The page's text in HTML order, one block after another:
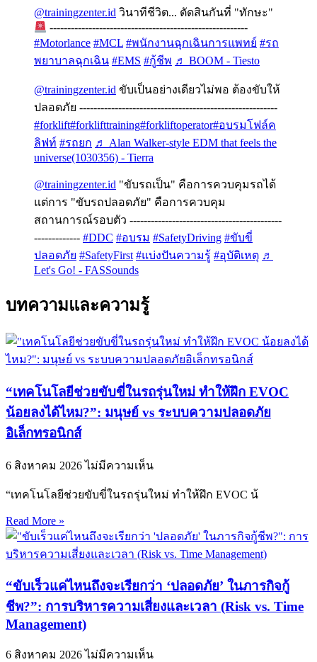
@trainingzenter.id วินาทีชีวิต... ตัดสินกันที่ "ทักษะ"
--------------------------------------------------------
#Motorlance #MCL #พนักงานฉุกเฉินการแพทย์ #รถ
พยาบาลฉุกเฉิน #EMS #กู้ชีพ ♬ BOOM - Tiesto
@trainingzenter.id ขับเป็นอย่างเดียวไม่พอ ต้องขับให้
ปลอดภัย --------------------------------------------------------
#forklift#forklifttraining#forkliftoperator#อบรมโฟล์ค
ลิฟท์ #รถยก ♬ Alan Walker-style EDM that feels the
universe(1030356) - Tierra
@trainingzenter.id "ขับรถเป็น" คือการควบคุมรถได้
แต่การ "ขับรถปลอดภัย" คือการควบคุม
สถานการณ์รอบตัว -------------------------------------------
------------- #DDC #อบรม #SafetyDriving #ขับขี่
ปลอดภัย #SafetyFirst #แบ่งปันความรู้ #อุบัติเหตุ ♬
Let's Go! - FASSounds
บทความและความรู้
“เทคโนโลยีช่วยขับขี่ในรถรุ่นใหม่ ทำให้ฝึก EVOC
น้อยลงได้ไหม?”: มนุษย์ vs ระบบความปลอดภัย
อิเล็กทรอนิกส์
6 สิงหาคม 2026ไม่มีความเห็น
“เทคโนโลยีช่วยขับขี่ในรถรุ่นใหม่ ทำให้ฝึก EVOC น้
Read More »
“ขับเร็วแค่ไหนถึงจะเรียกว่า ‘ปลอดภัย’ ในภารกิจกู้
ชีพ?”: การบริหารความเสี่ยงและเวลา (Risk vs. Time
Management)
6 สิงหาคม 2026ไม่มีความเห็น